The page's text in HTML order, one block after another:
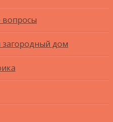
загородный дом